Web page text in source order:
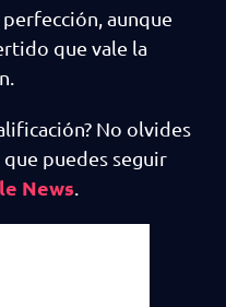
aunque
que vale la
No olvides
que puedes seguir
News